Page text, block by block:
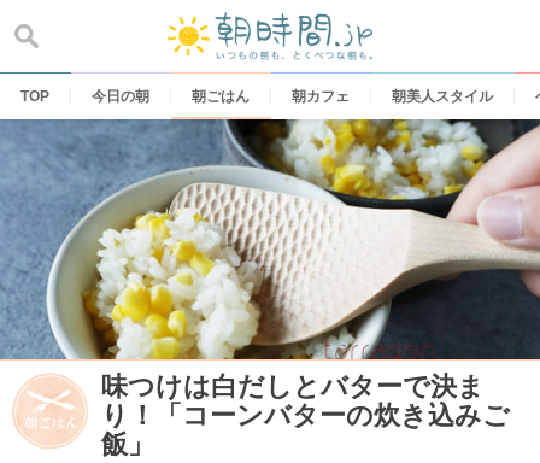
content
TOP 今日の朝 朝ごはん 朝カフェ 朝美人スタイル
味つけは白だしとバターで決ま
り！「コーンバターの炊き込みご
飯」